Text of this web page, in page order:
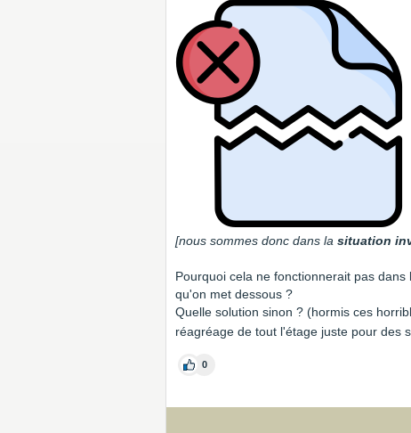
[nous sommes donc dans la situation
Pourquoi cela ne fonctionnerait pas
qu'on met dessous ?
Quelle solution sinon ? (hormis ces
réagréage de tout l'étage juste pour des
0